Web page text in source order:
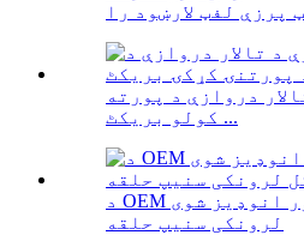
دروازې د پورته
کولو بریکٹ ...
د OEM دوامدار تور انوډیز شوی C شکل
لرونکی سنیپ حلقه